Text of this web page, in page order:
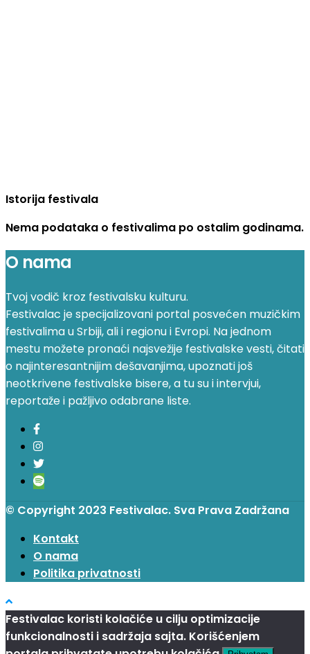
Istorija festivala
Nema podataka o festivalima po ostalim godinama.
O nama
Tvoj vodič kroz festivalsku kulturu.
Festivalac je specijalizovani portal posvećen muzičkim
festivalima u Srbiji, ali i regionu i Evropi. Na jednom
mestu možete pronaći najsvežije festivalske vesti, čitati
o najinteresantnijim dešavanjima, upoznati još
neotkrivene festivalske bisere, a tu su i intervjui,
reportaže i pažljivo odabrane liste.
© Copyright 2023 Festivalac. Sva Prava Zadržana
Kontakt
O nama
Politika privatnosti
Festivalac koristi kolačiće u cilju optimizacije
funkcionalnosti i sadržaja sajta. Korišćenjem